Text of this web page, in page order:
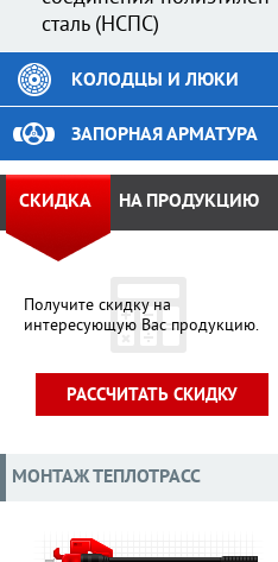
сталь (НСПС)
КОЛОДЦЫ И ЛЮКИ
ЗАПОРНАЯ АРМАТУРА
Получите скидку на
интересующую Вас продукцию.
СКИДКА НА ПРОДУКЦИЮ
РАССЧИТАТЬ СКИДКУ
МОНТАЖ ТЕПЛОТРАСС